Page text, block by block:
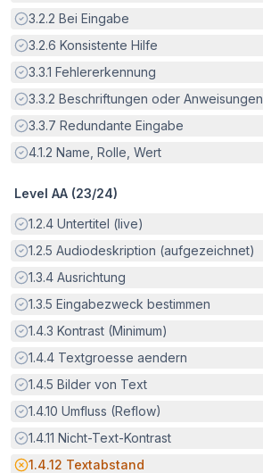
Erfüllt:
3.2.2 Bei Eingabe
Erfüllt:
3.2.6 Konsistente Hilfe
Erfüllt:
3.3.1 Fehlererkennung
Erfüllt:
3.3.2 Beschriftungen oder Anweisungen
Erfüllt:
3.3.7 Redundante Eingabe
Erfüllt:
4.1.2 Name, Rolle, Wert
Level AA (23/24)
Erfüllt:
1.2.4 Untertitel (live)
Erfüllt:
1.2.5 Audiodeskription (aufgezeichnet)
Erfüllt:
1.3.4 Ausrichtung
Erfüllt:
1.3.5 Eingabezweck bestimmen
Erfüllt:
1.4.3 Kontrast (Minimum)
Erfüllt:
1.4.4 Textgroesse aendern
Erfüllt:
1.4.5 Bilder von Text
Erfüllt:
1.4.10 Umfluss (Reflow)
Erfüllt:
1.4.11 Nicht-Text-Kontrast
Potenzielle Barriere:
1.4.12 Textabstand